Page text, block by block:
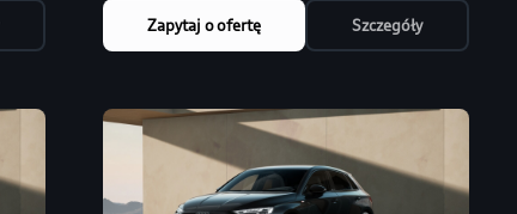
Zapytaj o ofertę Szczegóły